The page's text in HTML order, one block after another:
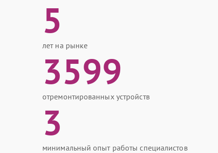
5
лет на рынке
3599
отремонтированных устройств
3
минимальный опыт работы специалистов